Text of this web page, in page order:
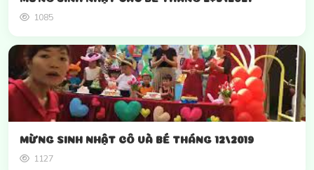
1085
MỪNG SINH NHẬT CÔ VÀ BÉ THÁNG 12/2019
1127